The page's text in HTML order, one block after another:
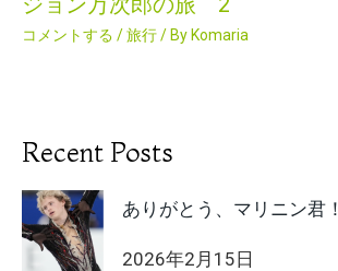
コメントする /旅行/ By Komaria
Recent Posts
ありがとう、マリニン君！
2026年2月15日